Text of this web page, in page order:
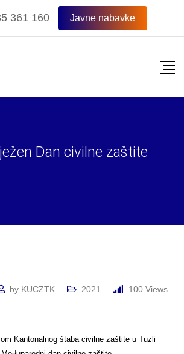
361 160 Javne nabavke
Dan civilne zaštite
by KUCZTK 2021 100 Views
Kantonalnog štaba civilne zaštite u Tuzli